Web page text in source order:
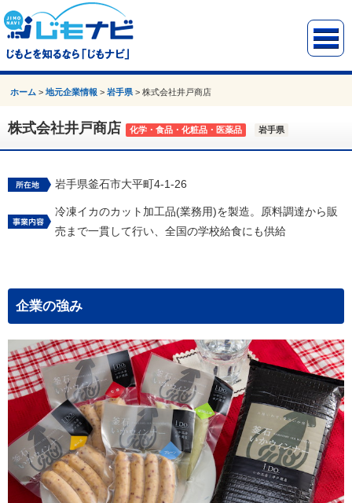
ホーム >地元企業情報 >岩手県 >株式会社井戸商店
株式会社井戸商店 化学・食品・化粧品・医薬品 岩手県
岩手県釜石市大平町4-1-26
冷凍イカのカット加工品(業務用)を製造。原料調達から販
売まで一貫して行い、全国の学校給食にも供給
企業の強み